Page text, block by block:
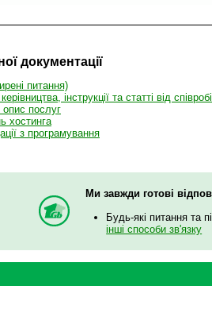
документації
питання)
інструкції та статті від
опис послуг
хостинга
з програмування
Ми завжди готові
Будь-які питання та
інші способи зв'язку